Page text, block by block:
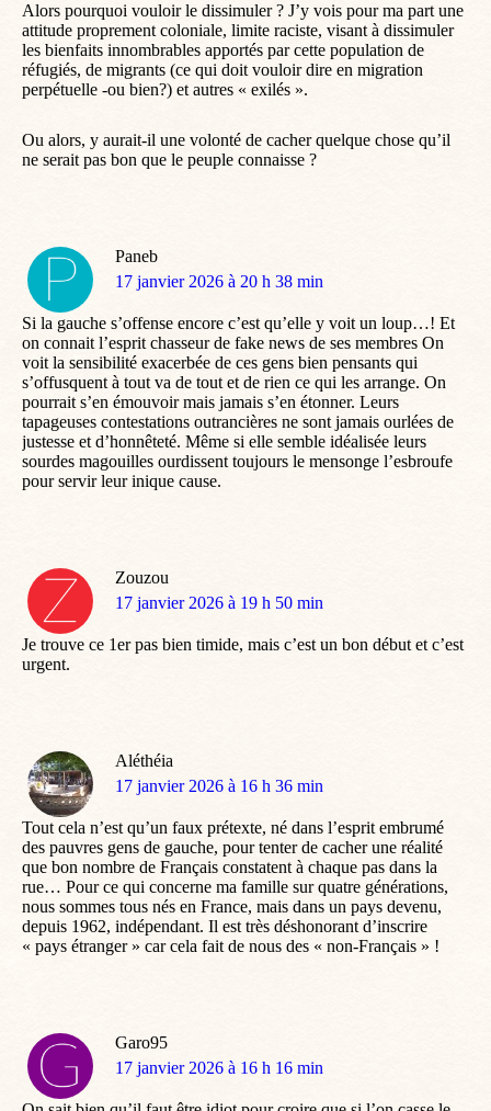
Alors pourquoi vouloir le dissimuler ? J’y vois pour ma part une
attitude proprement coloniale, limite raciste, visant à dissimuler
les bienfaits innombrables apportés par cette population de
réfugiés, de migrants (ce qui doit vouloir dire en migration
perpétuelle -ou bien?) et autres « exilés ».
Ou alors, y aurait-il une volonté de cacher quelque chose qu’il
ne serait pas bon que le peuple connaisse ?
Paneb
dit
17 janvier 2026 à 20 h 38 min
Si la gauche s’offense encore c’est qu’elle y voit un loup…! Et
on connait l’esprit chasseur de fake news de ses membres On
voit la sensibilité exacerbée de ces gens bien pensants qui
s’offusquent à tout va de tout et de rien ce qui les arrange. On
pourrait s’en émouvoir mais jamais s’en étonner. Leurs
tapageuses contestations outrancières ne sont jamais ourlées de
justesse et d’honnêteté. Même si elle semble idéalisée leurs
sourdes magouilles ourdissent toujours le mensonge l’esbroufe
pour servir leur inique cause.
Zouzou
dit
17 janvier 2026 à 19 h 50 min
Je trouve ce 1er pas bien timide, mais c’est un bon début et c’est
urgent.
Aléthéia
dit
17 janvier 2026 à 16 h 36 min
Tout cela n’est qu’un faux prétexte, né dans l’esprit embrumé
des pauvres gens de gauche, pour tenter de cacher une réalité
que bon nombre de Français constatent à chaque pas dans la
rue… Pour ce qui concerne ma famille sur quatre générations,
nous sommes tous nés en France, mais dans un pays devenu,
depuis 1962, indépendant. Il est très déshonorant d’inscrire
« pays étranger » car cela fait de nous des « non-Français » !
Garo95
dit
17 janvier 2026 à 16 h 16 min